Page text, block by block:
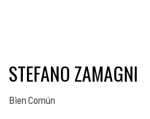
STEFANO ZAMAGNI
Bien Común